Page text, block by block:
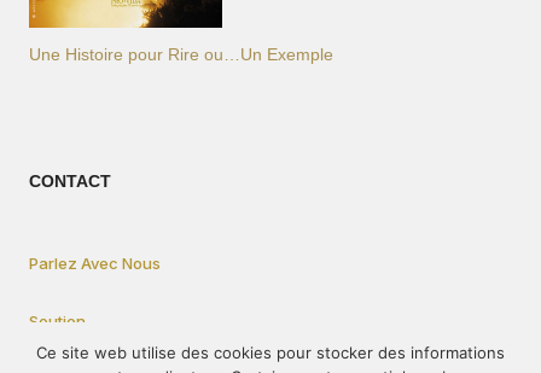
Une Histoire pour Rire ou…Un Exemple
CONTACT
Parlez Avec Nous
Soutien
Ce site web utilise des cookies pour stocker des informations